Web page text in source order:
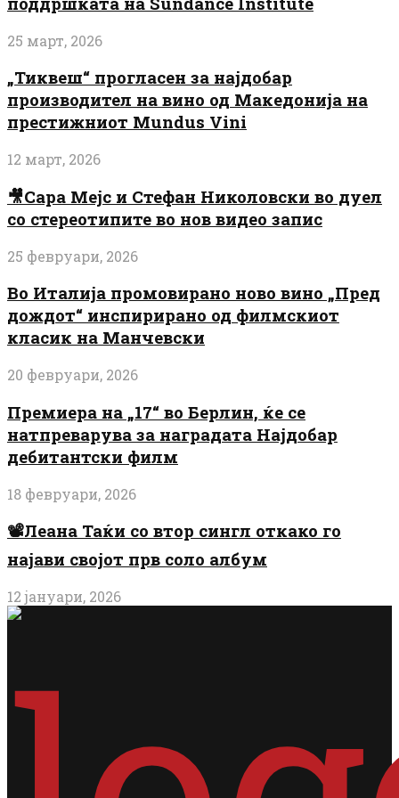
25 март, 2026
„Тиквеш“ прогласен за најдобар
производител на вино од Македонија на
престижниот Mundus Vini
12 март, 2026
🎥Сара Мејс и Стефан Николовски во дуел
со стереотипите во нов видео запис
25 февруари, 2026
Во Италија промовирано ново вино „Пред
дождот“ инспирирано од филмскиот
класик на Манчевски
20 февруари, 2026
Премиера на „17“ во Берлин, ќе се
натпреварува за наградата Најдобар
дебитантски филм
18 февруари, 2026
📽️Леана Таќи со втор сингл откако го
најави својот прв соло албум
12 јануари, 2026